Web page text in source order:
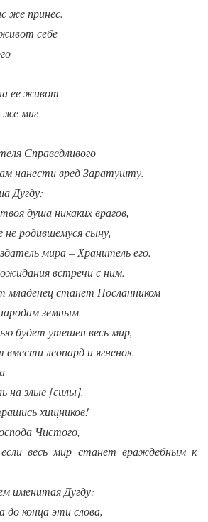
же принес.
себе
ее живот
же миг
Справедливого
нанести вред Заратушту.
Дугду:
душа никаких врагов,
не родившемуся сыну,
мира – Хранитель его.
встречи с ним.
младенец станет Посланником
земным.
будет утешен весь мир,
леопард и ягненок.
на злые [силы].
хищников!
Чистого,
весь мир станет враждебным к
именитая Дугду:
до конца эти слова,